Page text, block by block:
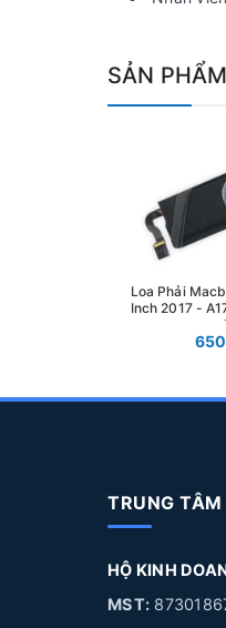
SẢN
Loa Phải
Inch 2017 -
TRUNG
HỘ KINH
MST: